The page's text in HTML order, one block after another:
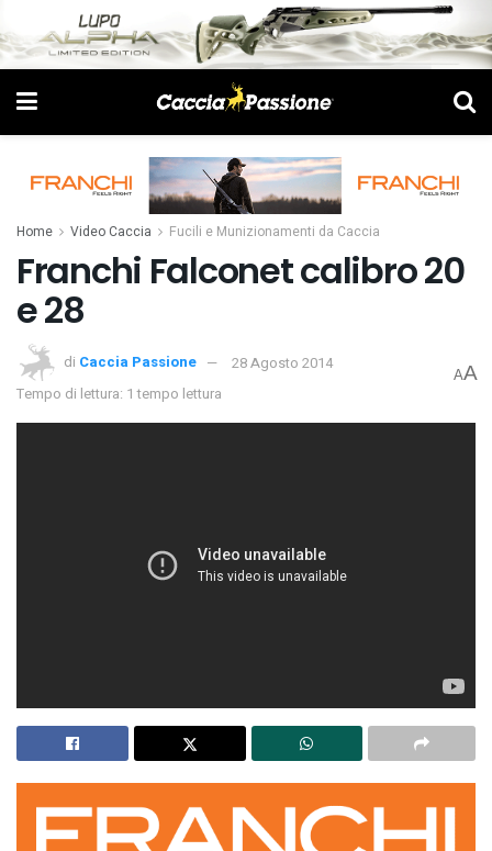
Home Video Caccia Fucili e Munizionamenti da Caccia
Franchi Falconet calibro 20
e 28
di Caccia Passione
28 Agosto 2014
Tempo di lettura: 1 tempo lettura
AA